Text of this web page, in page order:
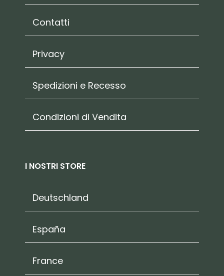
Contatti
Privacy
Spedizioni e Recesso
Condizioni di Vendita
I NOSTRI STORE
Deutschland
España
France